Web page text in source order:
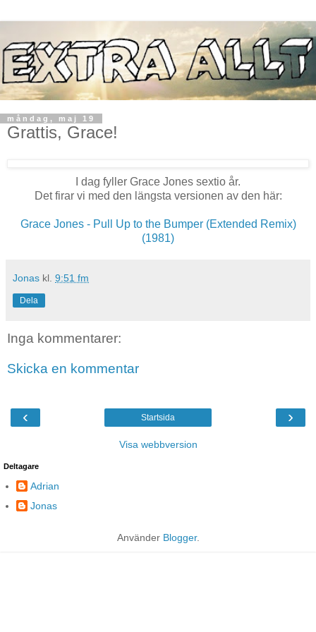
måndag, maj 19
Grattis, Grace!
I dag fyller Grace Jones sextio år.
Det firar vi med den längsta versionen av den här:
Grace Jones - Pull Up to the Bumper (Extended Remix)
(1981)
Jonas kl. 9:51 fm
Dela
Inga kommentarer:
Skicka en kommentar
‹ ›
Startsida
Visa webbversion
Deltagare
Adrian
Jonas
Använder Blogger.